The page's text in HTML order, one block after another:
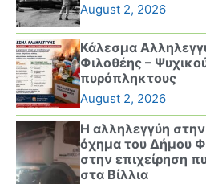
August 2, 2026
Κάλεσμα
Φιλοθέης –
πυρόπληκτους
August 2, 2026
Η αλληλεγγύη
όχημα του Δήμου
στην επιχείρηση
στα Βίλλια